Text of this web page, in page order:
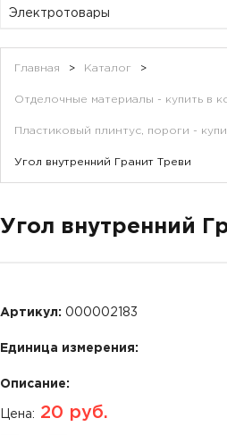
Электротовары
Главная > Каталог >
Отделочные материалы - купить в
Пластиковый плинтус, пороги -
Угол внутренний Гранит Треви
Угол внутренний
Артикул: 000002183
Единица измерения:
Описание:
Цена: 20 руб.